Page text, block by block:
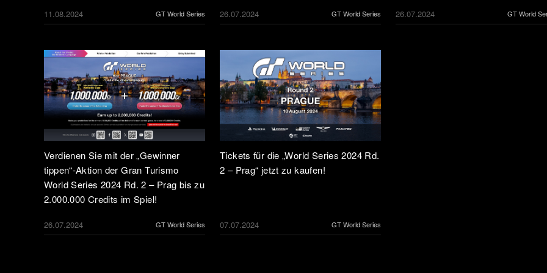
11.08.2024 GT World Series 26.07.2024 GT World Series 26.07.2024 GT World
Verdienen Sie mit der „Gewinner
tippen“-Aktion der Gran Turismo
World Series 2024 Rd. 2 – Prag bis zu
2.000.000 Credits im Spiel!
26.07.2024 GT World Series
Tickets für die „World Series 2024 Rd.
2 – Prag“ jetzt zu kaufen!
07.07.2024 GT World Series